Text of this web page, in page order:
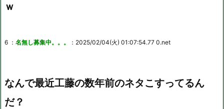
ｗ
6 ： 名無し募集中。。。 ：2025/02/04(火) 01:07:54.77 0.net
なんで最近工藤の数年前のネタこすってるん
だ？